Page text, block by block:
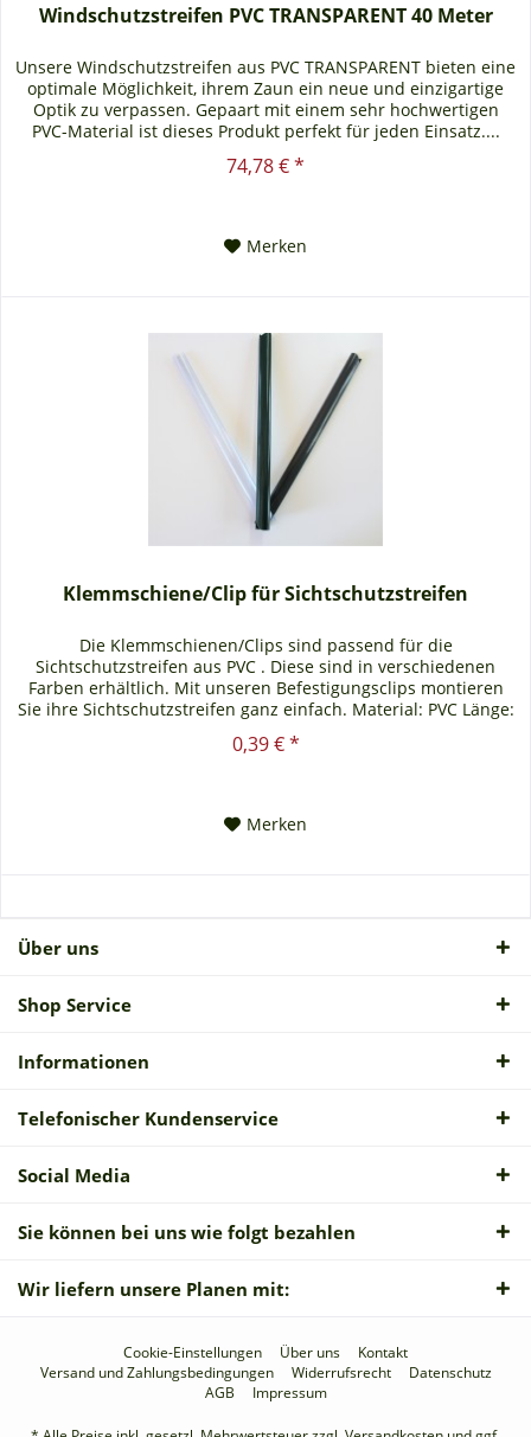
Windschutzstreifen PVC TRANSPARENT 40 Meter
Unsere Windschutzstreifen aus PVC TRANSPARENT bieten eine
optimale Möglichkeit, ihrem Zaun ein neue und einzigartige
Optik zu verpassen. Gepaart mit einem sehr hochwertigen
PVC-Material ist dieses Produkt perfekt für jeden Einsatz....
74,78 € *
Merken
Klemmschiene/Clip für Sichtschutzstreifen
Die Klemmschienen/Clips sind passend für die
Sichtschutzstreifen aus PVC . Diese sind in verschiedenen
Farben erhältlich. Mit unseren Befestigungsclips montieren
Sie ihre Sichtschutzstreifen ganz einfach. Material: PVC Länge:
0,39 € *
Merken
Über uns
Shop Service
Informationen
Telefonischer Kundenservice
Social Media
Sie können bei uns wie folgt bezahlen
Wir liefern unsere Planen mit:
Cookie-Einstellungen Über uns
Kontakt
Versand und Zahlungsbedingungen
Widerrufsrecht
Datenschutz
AGB
Impressum